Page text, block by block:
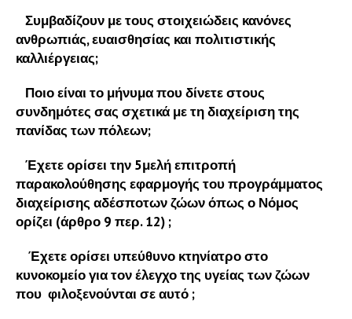
Συμβαδίζουν με τους στοιχειώδεις κανόνες
ανθρωπιάς, ευαισθησίας και πολιτιστικής
καλλιέργειας;
Ποιο είναι το μήνυμα που δίνετε στους
συνδημότες σας σχετικά με τη διαχείριση της
πανίδας των πόλεων;
Έχετε ορίσει την 5μελή επιτροπή
παρακολούθησης εφαρμογής του προγράμματος
διαχείρισης αδέσποτων ζώων όπως ο Νόμος
ορίζει (άρθρο 9 περ. 12) ;
Έχετε ορίσει υπεύθυνο κτηνίατρο στο
κυνοκομείο για τον έλεγχο της υγείας των ζώων
που φιλοξενούνται σε αυτό ;